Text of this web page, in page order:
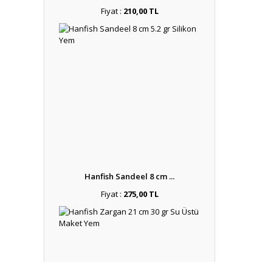
Fiyat : 210,00 TL
Hanfish Sandeel 8 cm ...
Fiyat : 275,00 TL